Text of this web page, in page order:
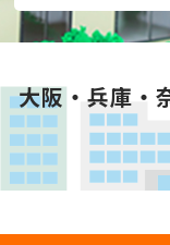
大阪・兵庫・